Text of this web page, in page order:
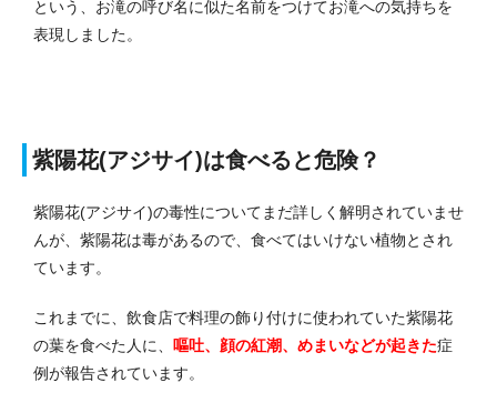
という、お滝の呼び名に似た名前をつけてお滝への気持ちを
表現しました。
紫陽花(アジサイ)は食べると危険？
紫陽花(アジサイ)の毒性についてまだ詳しく解明されていませ
んが、紫陽花は毒があるので、食べてはいけない植物とされ
ています。
これまでに、飲食店で料理の飾り付けに使われていた紫陽花
の葉を食べた人に、
嘔吐、顔の紅潮、めまいなどが起きた症
例が報告されています。